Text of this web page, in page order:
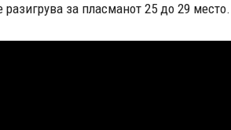
разигрува за пласманот 25 до 29 место.